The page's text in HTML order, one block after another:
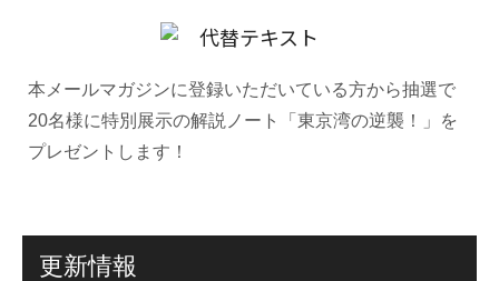
本メールマガジンに登録いただいている方から抽選で
20名様に特別展示の解説ノート「東京湾の逆襲！」を
プレゼントします！
更新情報